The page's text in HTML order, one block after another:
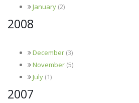
January (2)
2008
December (3)
November (5)
July (1)
2007